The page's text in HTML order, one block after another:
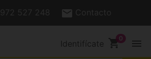
527 248 Contacto
Identifícate shopping_cart menu